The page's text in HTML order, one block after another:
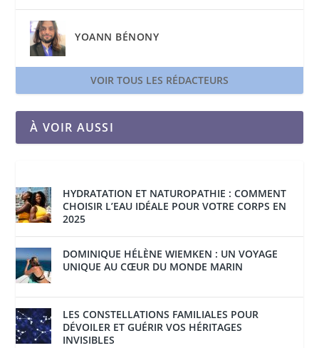
YOANN BÉNONY
VOIR TOUS LES RÉDACTEURS
À VOIR AUSSI
HYDRATATION ET NATUROPATHIE : COMMENT
CHOISIR L’EAU IDÉALE POUR VOTRE CORPS EN
2025
DOMINIQUE HÉLÈNE WIEMKEN : UN VOYAGE
UNIQUE AU CŒUR DU MONDE MARIN
LES CONSTELLATIONS FAMILIALES POUR
DÉVOILER ET GUÉRIR VOS HÉRITAGES
INVISIBLES